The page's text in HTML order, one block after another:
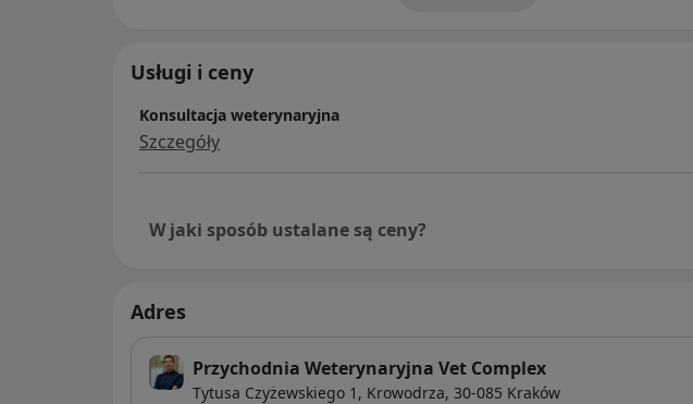
Usługi i ceny
Konsultacja weterynaryjna
Szczegóły
W jaki sposób ustalane są ceny?
Adres
Przychodnia Weterynaryjna Vet Complex
Tytusa Czyżewskiego 1, Krowodrza, 30-085 Kraków